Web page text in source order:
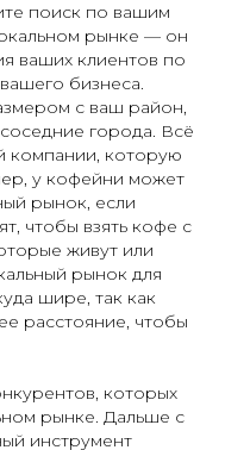
поиск по вашим
рынке — он
ваших клиентов по
бизнеса.
с ваш район,
города. Всё
компании, которую
у кофейни может
рынок, если
чтобы взять кофе с
живут или
рынок для
шире, так как
расстояние, чтобы
которых
рынке. Дальше с
инструмент